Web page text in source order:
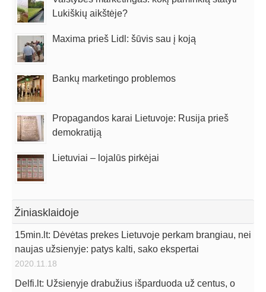
Lukiškių aikštėje?
Maxima prieš Lidl: šūvis sau į koją
Bankų marketingo problemos
Propagandos karai Lietuvoje: Rusija prieš
demokratiją
Lietuviai – lojalūs pirkėjai
Žiniasklaidoje
15min.lt: Dėvėtas prekes Lietuvoje perkam brangiau, nei
naujas užsienyje: patys kalti, sako ekspertai
2020.11.18
Delfi.lt: Užsienyje drabužius išparduoda už centus, o